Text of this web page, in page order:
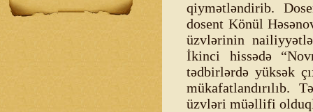
qiymətləndirib.
dosent Könül
üzvlərinin
İkinci hissədə
tədbirlərdə yüksək
mükafatlandırılıb.
üzvləri müəllifi